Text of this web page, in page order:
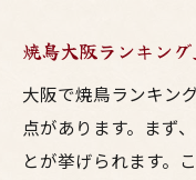
居酒屋で
梅田でコス
ツ
焼鳥大阪ランキン
大阪で焼鳥ランキン
点があります。まず
とが挙げられます。